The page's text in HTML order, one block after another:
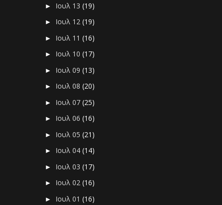
► Ιουλ 13(19)
► Ιουλ 12(19)
► Ιουλ 11(16)
► Ιουλ 10(17)
► Ιουλ 09(13)
► Ιουλ 08(20)
► Ιουλ 07(25)
► Ιουλ 06(16)
► Ιουλ 05(21)
► Ιουλ 04(14)
► Ιουλ 03(17)
► Ιουλ 02(16)
► Ιουλ 01(16)